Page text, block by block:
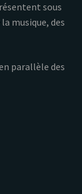
sous
musique, des
parallèle des